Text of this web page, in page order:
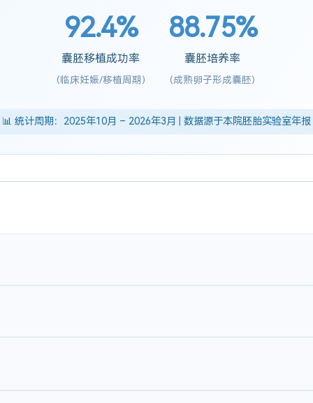
92.4%
囊胚移植成功率
(临床妊娠/移植周期)
88.75%
囊胚培养率
(成熟卵子形成囊胚)
📊 统计周期：2025年10月 – 2026年3月 | 数据源于本院胚胎实验室年报